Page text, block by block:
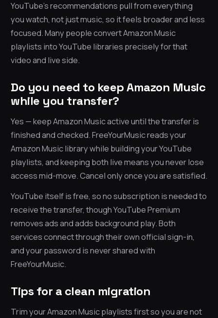
YouTube’s recommendations pull from everything
you watch, not just music, so it feels broader and less
focused. Many people convert Amazon Music
playlists into YouTube libraries precisely for that
video and live side.
Do you need to keep Amazon Music
while you transfer?
Yes — keep Amazon Music active until the transfer is
finished and checked. FreeYourMusic reads your
Amazon Music library while building your YouTube
playlists, and keeping both live means you never lose
access mid-move. Cancel only once you are satisfied.
YouTube itself is free, so no subscription is needed to
receive the transfer, though YouTube Premium
removes ads and adds background play. Both
services connect through their own official sign-in,
and your password is never shared with
FreeYourMusic.
Tips for a clean migration
Trim your Amazon Music playlists first so you are not